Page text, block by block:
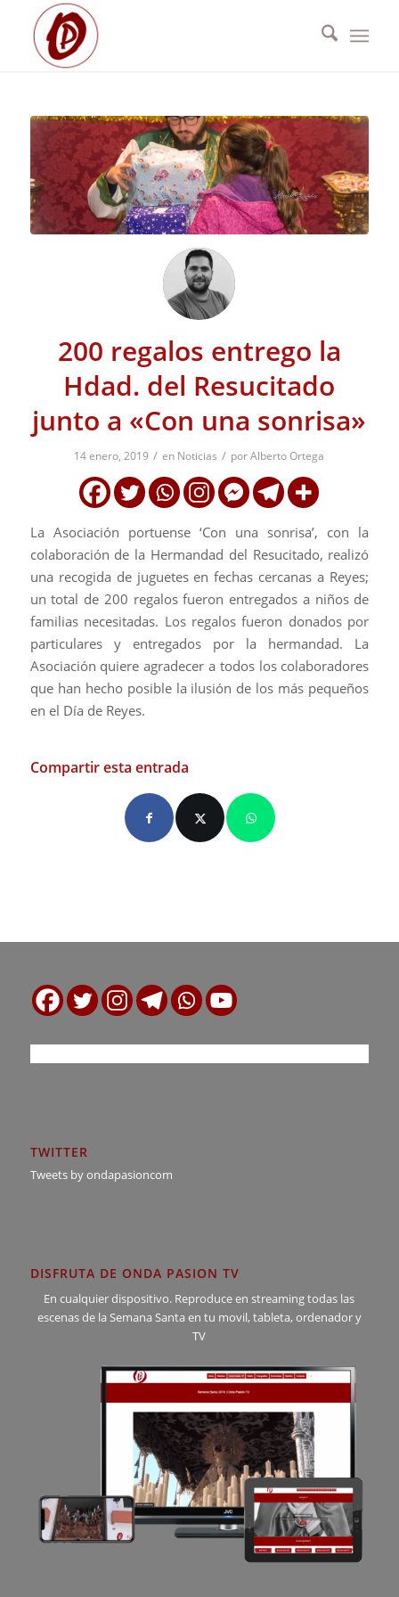
200 regalos entrego la
Hdad. del Resucitado
junto a «Con una sonrisa»
14 enero, 2019 / en Noticias / porAlberto Ortega
La Asociación portuense ‘Con una sonrisa’, con la
colaboración de la Hermandad del Resucitado, realizó
una recogida de juguetes en fechas cercanas a Reyes;
un total de 200 regalos fueron entregados a niños de
familias necesitadas. Los regalos fueron donados por
particulares y entregados por la hermandad. La
Asociación quiere agradecer a todos los colaboradores
que han hecho posible la ilusión de los más pequeños
en el Día de Reyes.
Compartir esta entrada
TWITTER
Tweets by ondapasioncom
DISFRUTA DE ONDA PASION TV
En cualquier dispositivo. Reproduce en streaming todas las
escenas de la Semana Santa en tu movil, tableta, ordenador y
TV